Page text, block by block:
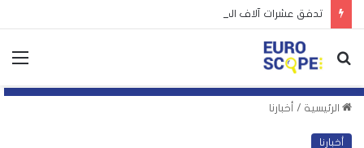
تدفق عشرات آلاف المهاجرين إلى سبتة يكشف انقسام أوروبا
بحث
الرئيسية / أخبارنا
أخبارنا